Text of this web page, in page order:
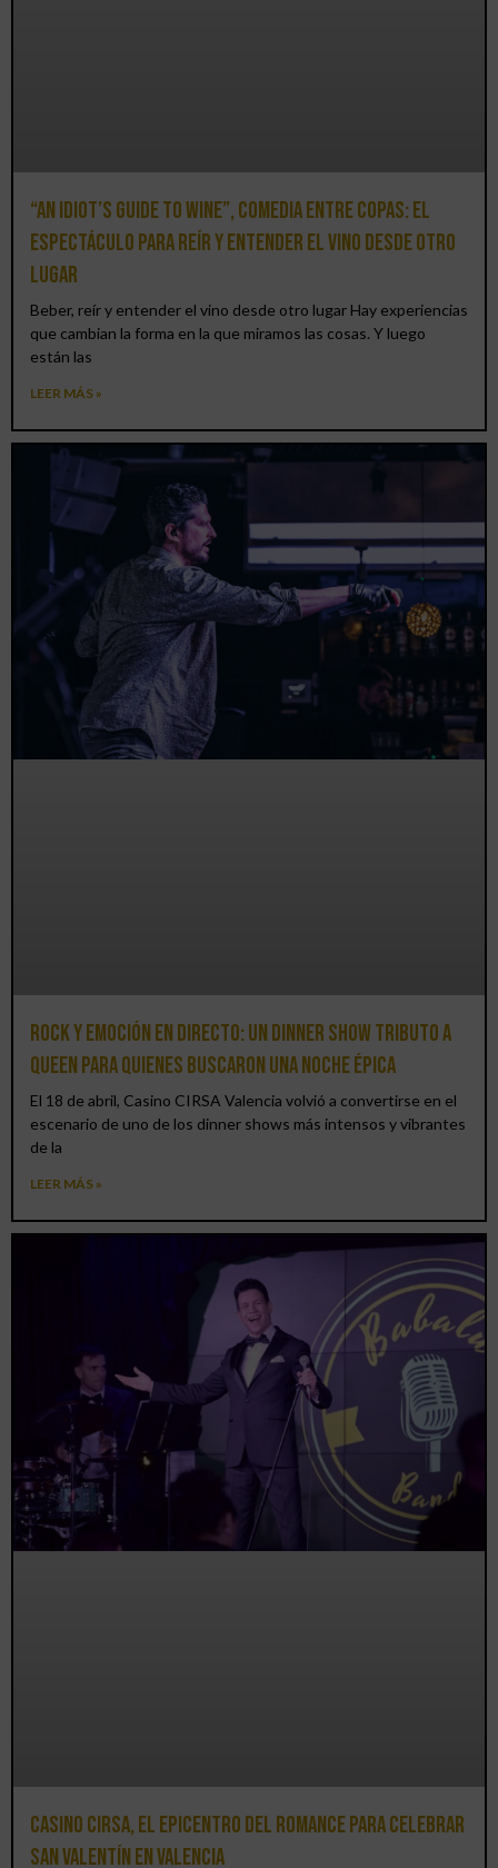
“An Idiot’s Guide to Wine”, comedia entre copas: el
espectáculo para reír y entender el vino desde otro
lugar
Beber, reír y entender el vino desde otro lugar Hay experiencias
que cambian la forma en la que miramos las cosas. Y luego
están las
LEER MÁS »
Rock y emoción en directo: un Dinner Show Tributo a
Queen para quienes buscaron una noche épica
El 18 de abril, Casino CIRSA Valencia volvió a convertirse en el
escenario de uno de los dinner shows más intensos y vibrantes
de la
LEER MÁS »
Casino CIRSA, el epicentro del romance para celebrar
San Valentín en Valencia